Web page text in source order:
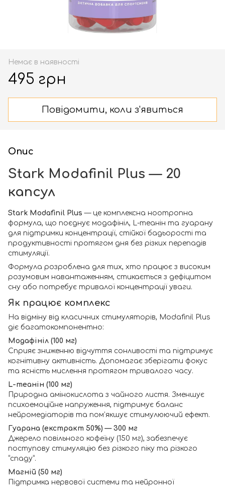
Немає в наявності
495 грн
Повідомити, коли з'явиться
Опис
Stark Modafinil Plus — 20
капсул
Stark Modafinil Plus — це комплексна ноотропна
формула, що поєднує модафініл, L-теанін та гуарану
для підтримки концентрації, стійкої бадьорості та
продуктивності протягом дня без різких перепадів
стимуляції.
Формула розроблена для тих, хто працює з високим
розумовим навантаженням, стикається з дефіцитом
сну або потребує тривалої концентрації уваги.
Як працює комплекс
На відміну від класичних стимуляторів, Modafinil Plus
діє багатокомпонентно:
Модафініл (100 мг)
Сприяє зниженню відчуття сонливості та підтримує
когнітивну активність. Допомагає зберігати фокус
та ясність мислення протягом тривалого часу.
L-теанін (100 мг)
Природна амінокислота з чайного листя. Зменшує
психоемоційне напруження, підтримує баланс
нейромедіаторів та пом’якшує стимулюючий ефект.
Гуарана (екстракт 50%) — 300 мг
Джерело повільного кофеїну (150 мг), забезпечує
поступову стимуляцію без різкого піку та різкого
“спаду”.
Магній (50 мг)
Підтримка нервової системи та нейронної